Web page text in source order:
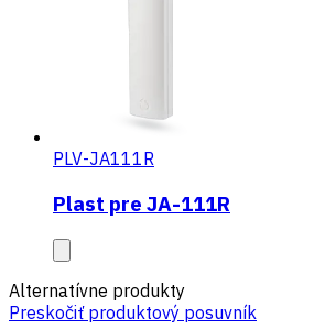
PLV-JA111R
Plast pre JA-111R
Alternatívne produkty
Preskočiť produktový posuvník